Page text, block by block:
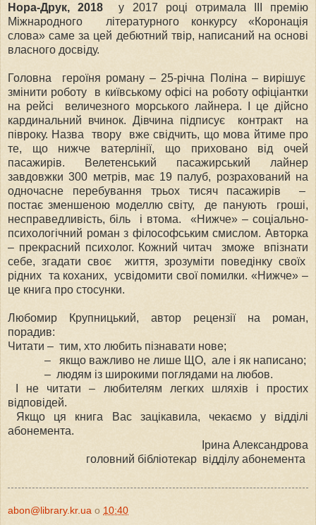
Нора-Друк, 2018 у 2017 році отримала ІІІ премію
Міжнародного літературного конкурсу «Коронація
слова» саме за цей дебютний твір, написаний на основі
власного досвіду.
Головна героїня роману – 25-річна Поліна – вирішує
змінити роботу в київському офісі на роботу офіціантки
на рейсі величезного морського лайнера. І це дійсно
кардинальний вчинок. Дівчина підписує контракт на
півроку. Назва твору вже свідчить, що мова йтиме про
те, що нижче ватерлінії, що приховано від очей
пасажирів. Велетенський пасажирський лайнер
завдовжки 300 метрів, має 19 палуб, розрахований на
одночасне перебування трьох тисяч пасажирів –
постає зменшеною моделлю світу, де панують гроші,
несправедливість, біль і втома. «Нижче» – соціально-
психологічний роман з філософським смислом. Авторка
– прекрасний психолог. Кожний читач зможе впізнати
себе, згадати своє життя, зрозуміти поведінку своїх
рідних та коханих, усвідомити свої помилки. «Нижче» –
це книга про стосунки.
Любомир Крупницький, автор рецензії на роман,
порадив:
Читати – тим, хто любить пізнавати нове;
– якщо важливо не лише ЩО, але і як написано;
– людям із широкими поглядами на любов.
І не читати – любителям легких шляхів і простих
відповідей.
Якщо ця книга Вас зацікавила, чекаємо у відділі
абонемента.
Ірина Александрова
головний бібліотекар відділу абонемента
abon@library.kr.ua о 10:40